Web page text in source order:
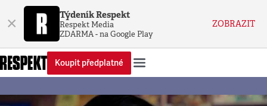
× Týdeník Respekt
Respekt Media
ZDARMA - na Google Play
ZOBRAZIT
Koupit předplatné